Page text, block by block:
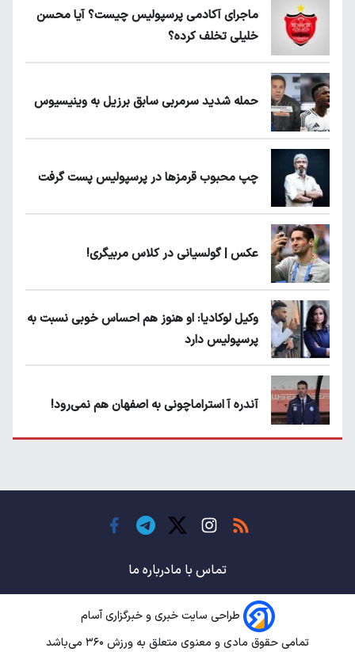
ماجرای آکادمی پرسپولیس چیست؟ آیا محسن
خلیلی تخلف کرده؟
حمله شدید سرمربی سابق برزیل به وینیسیوس
چپ محبوب قرمزها در پرسپولیس پست گرفت
عکس | گولسیانی در کلاس مربیگری!
وکیل لوکادیا: او هنوز هم احساس خوبی نسبت به
پرسپولیس دارد
آندره آ استراماچونی به اصفهان هم نمی‌رود!
حسن روی هوا!
باشگاه های جهان
سروش رفیعی مقابل الریان فیکس است؟
تماس با مادرباره ما
طراحی سایت خبری و خبرگزاری آسام
تمامی حقوق مادی و معنوی متعلق به ورزش ۳۶۰ می‌باشد